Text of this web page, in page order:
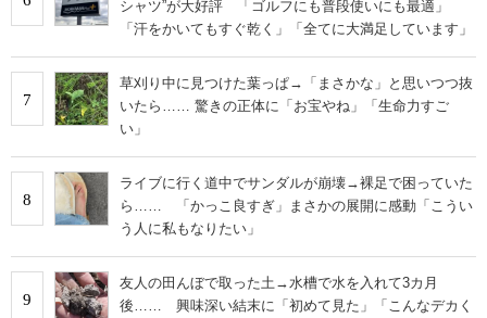
シャツ”が大好評 「ゴルフにも普段使いにも最適」
「汗をかいてもすぐ乾く」「全てに大満足しています」
7
草刈り中に見つけた葉っぱ→「まさかな」と思いつつ抜
いたら…… 驚きの正体に「お宝やね」「生命力すご
い」
8
ライブに行く道中でサンダルが崩壊→裸足で困っていた
ら…… 「かっこ良すぎ」まさかの展開に感動「こうい
う人に私もなりたい」
9
友人の田んぼで取った土→水槽で水を入れて3カ月
後…… 興味深い結末に「初めて見た」「こんなデカく